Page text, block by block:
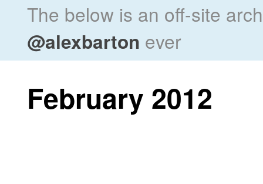
The below is an off-site
@alexbarton ever
February 2012